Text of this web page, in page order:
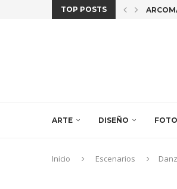
TOP POSTS
¿QUIÉN
ARTE DISEÑO
Inicio Escenarios